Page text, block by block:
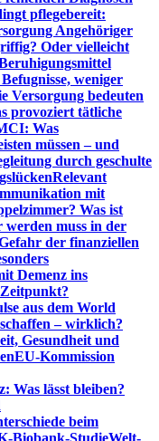
pflegebereit:
Angehöriger
Oder vielleicht
weniger
Versorgung bedeuten
provoziert tätliche
Was
müssen – und
durch geschulte
Relevant
mit
Was ist
werden muss in der
der finanziellen
Demenz ins
aus dem World
– wirklich?
Gesundheit und
EU-Kommission
Was lässt bleiben?
beim
Biobank-StudieWelt-